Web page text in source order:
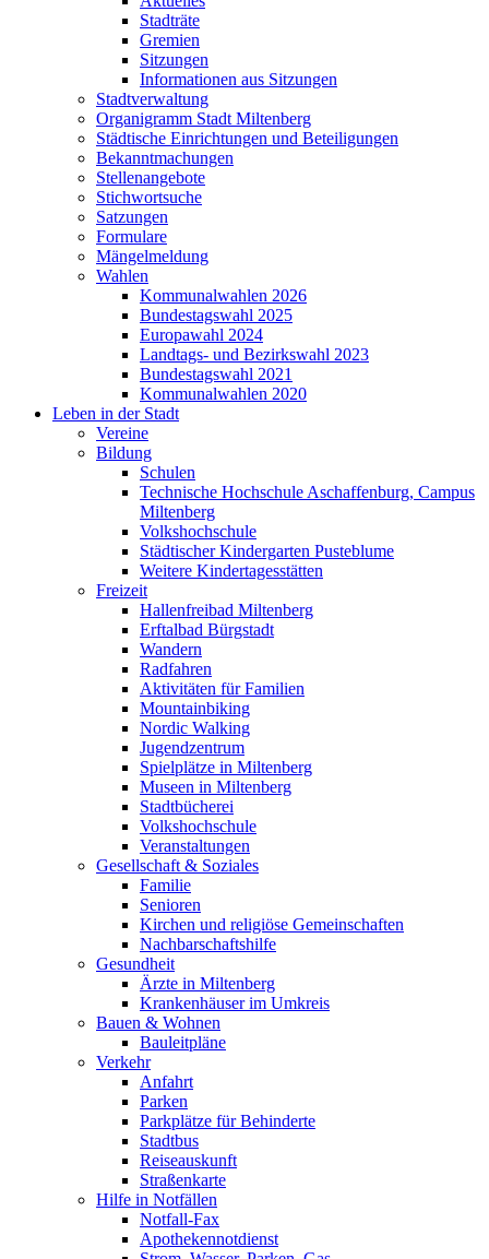
Stadträte
Gremien
Sitzungen
Informationen aus Sitzungen
Stadtverwaltung
Organigramm Stadt Miltenberg
Städtische Einrichtungen und Beteiligungen
Bekanntmachungen
Stellenangebote
Stichwortsuche
Satzungen
Formulare
Mängelmeldung
Wahlen
Kommunalwahlen 2026
Bundestagswahl 2025
Europawahl 2024
Landtags- und Bezirkswahl 2023
Bundestagswahl 2021
Kommunalwahlen 2020
Leben in der Stadt
Vereine
Bildung
Schulen
Technische Hochschule Aschaffenburg, Campus
Miltenberg
Volkshochschule
Städtischer Kindergarten Pusteblume
Weitere Kindertagesstätten
Freizeit
Hallenfreibad Miltenberg
Erftalbad Bürgstadt
Wandern
Radfahren
Aktivitäten für Familien
Mountainbiking
Nordic Walking
Jugendzentrum
Spielplätze in Miltenberg
Museen in Miltenberg
Stadtbücherei
Volkshochschule
Veranstaltungen
Gesellschaft & Soziales
Familie
Senioren
Kirchen und religiöse Gemeinschaften
Nachbarschaftshilfe
Gesundheit
Ärzte in Miltenberg
Krankenhäuser im Umkreis
Bauen & Wohnen
Bauleitpläne
Verkehr
Anfahrt
Parken
Parkplätze für Behinderte
Stadtbus
Reiseauskunft
Straßenkarte
Hilfe in Notfällen
Notfall-Fax
Apothekennotdienst